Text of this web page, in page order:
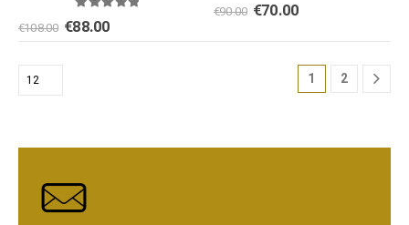
€108.00 €88.00
€90.00 €70.00
1 2